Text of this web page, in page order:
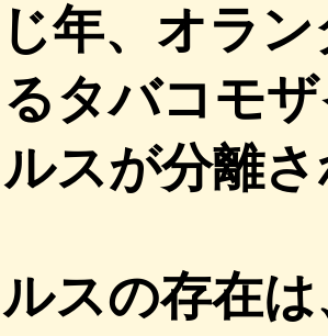
年、オラ
タバコモ
スが分離
スの存在は